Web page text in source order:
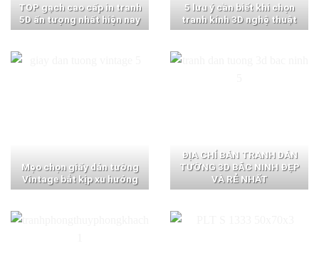
TOP gạch cao cấp in tranh
5D ấn tượng nhất hiện nay
5 lưu ý cần biết khi chọn
tranh kính 3D nghệ thuật
Mẹo chọn giấy dán tường
Vintage bắt kịp xu hướng
ĐỊA CHỈ BÁN TRANH DÁN
TƯỜNG 3D BẮC NINH ĐẸP
VÀ RẺ NHẤT